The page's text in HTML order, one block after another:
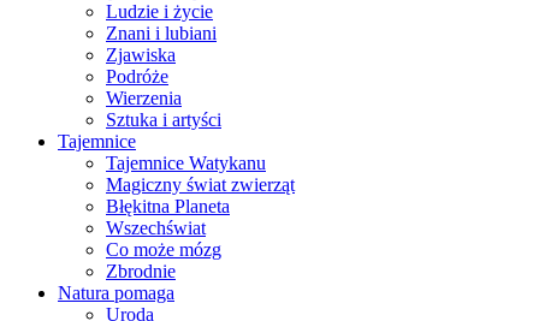
Ludzie i życie
Znani i lubiani
Zjawiska
Podróże
Wierzenia
Sztuka i artyści
Tajemnice
Tajemnice Watykanu
Magiczny świat zwierząt
Błękitna Planeta
Wszechświat
Co może mózg
Zbrodnie
Natura pomaga
Uroda